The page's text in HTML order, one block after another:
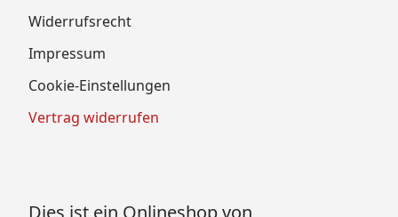
Widerrufsrecht
Impressum
Cookie-Einstellungen
Vertrag widerrufen
Dies ist ein Onlineshop von